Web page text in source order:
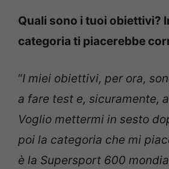
Quali sono i tuoi obiettivi?
categoria ti piacerebbe
“I miei obiettivi, per ora,
a fare test e, sicuramente,
Voglio mettermi in sesto
poi la categoria che mi
è la Supersport 600